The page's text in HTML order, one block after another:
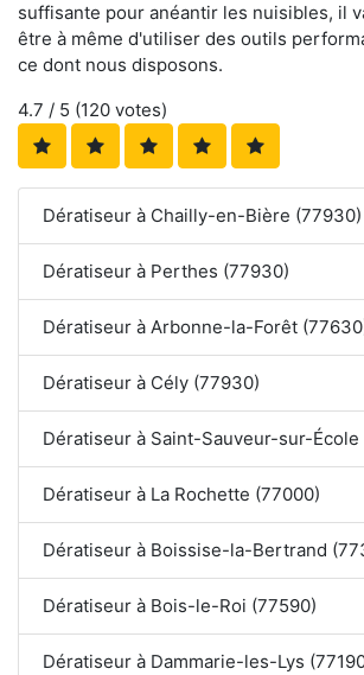
suffisante pour anéantir les nuisibles, il
être à même d'utiliser des outils
ce dont nous disposons.
4.7 / 5 (120 votes)
Dératiseur à Chailly-en-Bière (77930)
Dératiseur à Perthes (77930)
Dératiseur à Arbonne-la-Forêt
Dératiseur à Cély (77930)
Dératiseur à Saint-Sauveur-sur-École
Dératiseur à La Rochette (77000)
Dératiseur à Boissise-la-Bertrand
Dératiseur à Bois-le-Roi (77590)
Dératiseur à Dammarie-les-Lys